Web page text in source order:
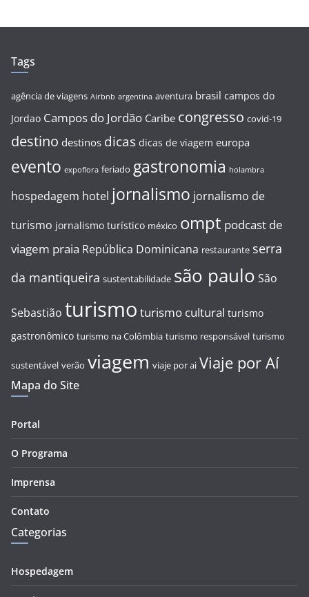
Tags
agência de viagens Airbnb argentina aventura brasil campos do
Jordao Campos do Jordão Caribe congresso covid-19
destino destinos dicas dicas de viagem europa
evento expoflora feriado gastronomia holambra
hospedagem hotel jornalismo jornalismo de
turismo jornalismo turístico méxico ompt podcast de
viagem praia República Dominicana restaurante serra
da mantiqueira sustentabilidade são paulo São
Sebastião turismo turismo cultural turismo
gastronômico turismo na Colômbia turismo responsável turismo
sustentável verão viagem viaje por ai Viaje por Aí
Mapa do Site
Portal
O Programa
Imprensa
Contato
Categorias
Hospedagem